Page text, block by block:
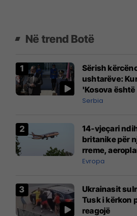
Në trend Botë
Sërish
ushtarëve:
'Kosova
Serbia
14-vjeçari
britanike për
rreme,
ngritën në ajër
Mançesterit
Evropa
Ukrainasit
Tusk i kërkon
reagojë